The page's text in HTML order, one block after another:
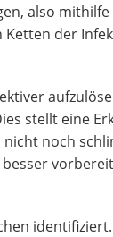
also
der
stellt eine
noch